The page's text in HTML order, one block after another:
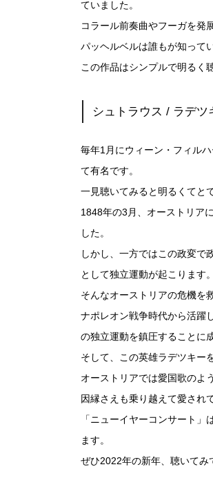
ていました。
コラール前奏曲やフーガを発
パッヘルベルは誰もが知って
この作品はシンプルで明るく
シュトラウス / ラデツ
毎年1月にウィーン・フィル
て有名です。
一見聴いてみると明るくてと
1848年の3月、オーストリア
した。
しかし、一方ではこの政変で
として独立運動が起こります。
そんなオーストリアの危機を
ナポレオン戦争時代から活躍
の独立運動を鎮圧することに
そして、この英雄ラデツキー
オーストリアでは愛国歌のよ
因縁さえも乗り越えて愛され
「ニューイヤーコンサート
ます。
ぜひ2022年の新年、聴いてみ